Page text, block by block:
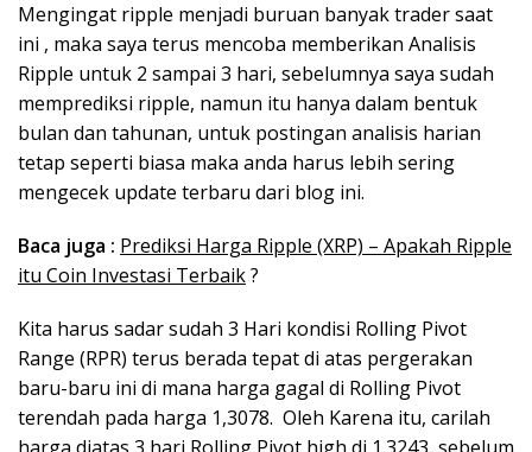
Mengingat ripple menjadi buruan banyak trader saat
ini , maka saya terus mencoba memberikan Analisis
Ripple untuk 2 sampai 3 hari, sebelumnya saya sudah
memprediksi ripple, namun itu hanya dalam bentuk
bulan dan tahunan, untuk postingan analisis harian
tetap seperti biasa maka anda harus lebih sering
mengecek update terbaru dari blog ini.
Baca juga : Prediksi Harga Ripple (XRP) – Apakah Ripple
itu Coin Investasi Terbaik?
Kita harus sadar sudah 3 Hari kondisi Rolling Pivot
Range (RPR) terus berada tepat di atas pergerakan
baru-baru ini di mana harga gagal di Rolling Pivot
terendah pada harga 1,3078. Oleh Karena itu, carilah